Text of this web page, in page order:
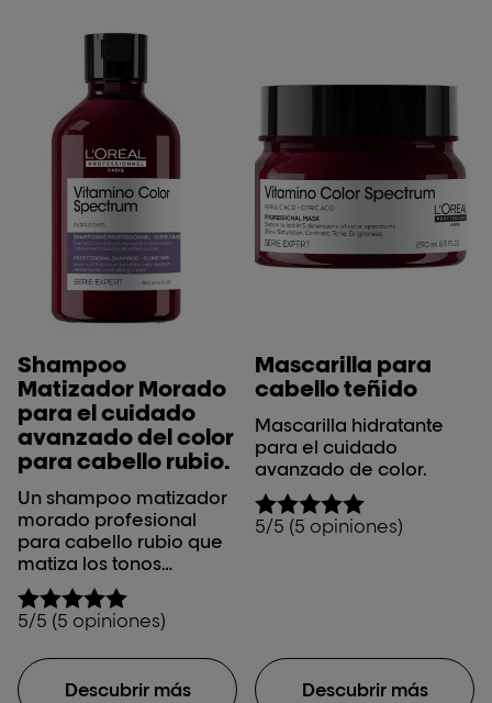
Shampoo
Matizador Morado
para el cuidado
avanzado del color
para cabello rubio.
Un shampoo matizador
morado profesional
para cabello rubio que
matiza los tonos
amarillentos no
deseados.
5/5 (5 opiniones)
Descubrir más
Mascarilla para
cabello teñido
Mascarilla hidratante
para el cuidado
avanzado de color.
5/5 (5 opiniones)
Descubrir más